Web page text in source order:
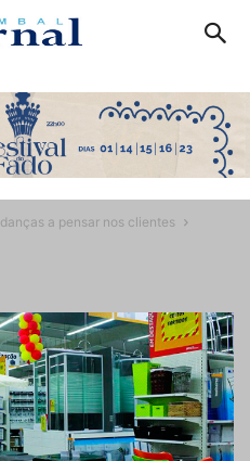
a pensar nos clientes